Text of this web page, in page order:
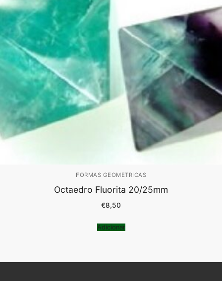
FORMAS GEOMETRICAS
Octaedro Fluorita 20/25mm
€8,50
Adicionar